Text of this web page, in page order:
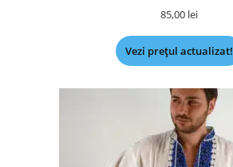
85,00 lei
Vezi prețul actualizat!